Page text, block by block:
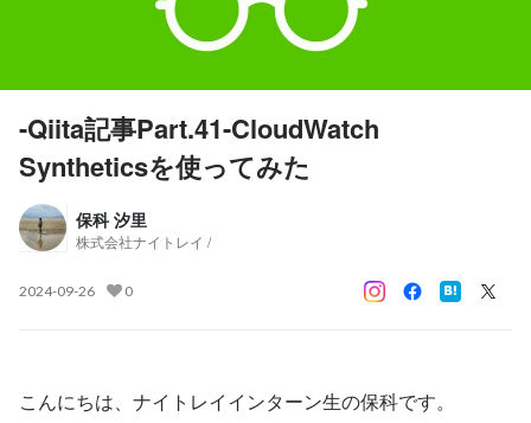
-Qiita記事Part.41-CloudWatch
Syntheticsを使ってみた
保科 汐里
株式会社ナイトレイ /
2024-09-26 0
こんにちは、ナイトレイインターン生の保科です。